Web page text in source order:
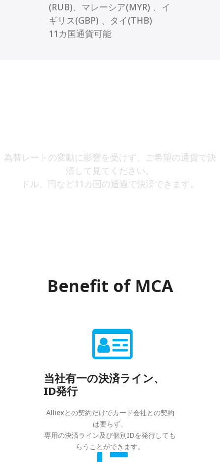
(RUB)、マレーシア(MYR) 、イ
ギリス(GBP) 、タイ(THB)
11カ国通貨可能
為替レートの変動に影響を受けず、ご希望の通貨で決
済して見てください。
ドル、円など11カ国の通過で決済できます。
Benefit of MCA
当社有一の決済ライン、
ID発行
Alliexとの契約だけでカード会社との契約
は要らず、
専用の決済ライン及び個別IDを発行しても
らうことができます。